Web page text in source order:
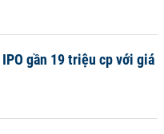
gần 19 triệu cp với giá